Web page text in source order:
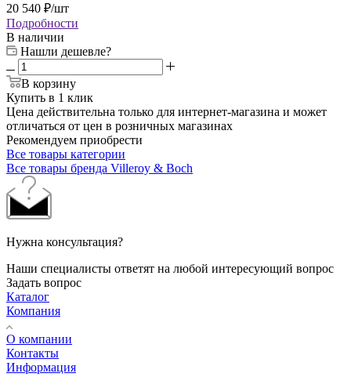
20 540 ₽/шт
Подробности
В наличии
Нашли дешевле?
В корзину
Купить в 1 клик
Цена действительна только для интернет-магазина и может
отличаться от цен в розничных магазинах
Рекомендуем приобрести
Все товары категории
Все товары бренда Villeroy & Boch
Нужна консультация?
Наши специалисты ответят на любой интересующий вопрос
Задать вопрос
Каталог
Компания
О компании
Контакты
Информация